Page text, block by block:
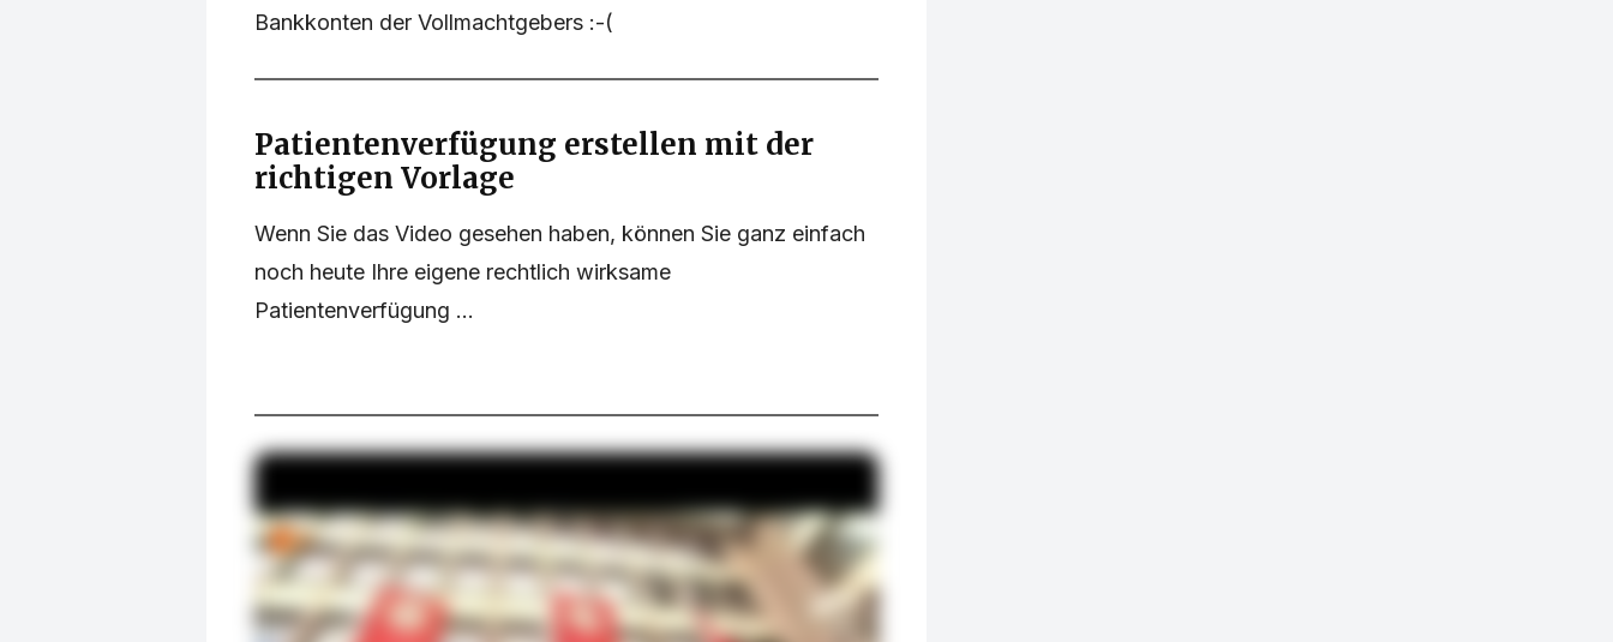
Bankkonten der Vollmachtgebers :-(
Patientenverfügung erstellen mit der
richtigen Vorlage
Wenn Sie das Video gesehen haben, können Sie ganz einfach
noch heute Ihre eigene rechtlich wirksame
Patientenverfügung ...